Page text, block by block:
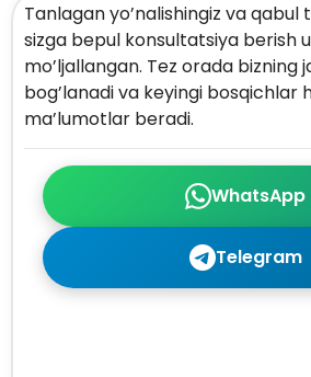
WhatsApp
Telegram
Tanlagan yo’nalishingiz va qabul
sizga bepul konsultatsiya berish
mo’ljallangan. Tez orada bizning
bog’lanadi va keyingi bosqichlar
ma’lumotlar beradi.